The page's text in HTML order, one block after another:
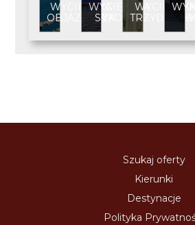
WYCIECZKA
OBJAZDOWA
WYCIECZKA
SZKOLNA
WYCIECZKA
TRZYDNIOWA
Szukaj oferty
Kierunki
Destynacje
Polityka